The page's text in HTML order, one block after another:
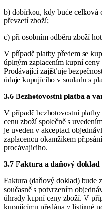
b) dobírkou, kdy bude celková
převzetí zboží;
c) při osobním odběru zboží
V případě platby předem se
úplným zaplacením kupní
Prodávající zajišťuje
údaje kupujícího v souladu s
3.6 Bezhotovostní platba a
V případě bezhotovostní
cenu zboží společně s
je uveden v akceptaci
zaplacenou okamžikem
prodávajícího.
3.7 Faktura a daňový doklad
Faktura (daňový doklad) bude
současně s potvrzením
úhrady kupní ceny zboží. V
kupujícímu předána v listinné